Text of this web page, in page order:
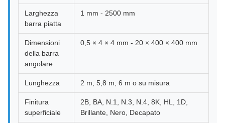
Larghezza
barra piatta
1 mm - 2500 mm
Dimensioni
della barra
angolare
0,5 × 4 × 4 mm - 20 × 400 × 400 mm
Lunghezza 2 m, 5,8 m, 6 m o su misura
Finitura
superficiale
2B, BA, N.1, N.3, N.4, 8K, HL, 1D,
Brillante, Nero, Decapato